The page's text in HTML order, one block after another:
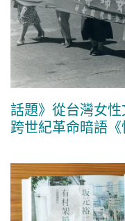
話題》從台灣女
跨世紀革命暗語《